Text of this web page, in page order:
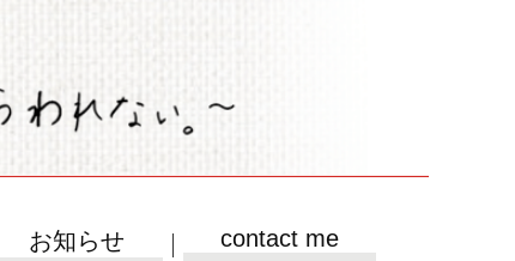
お知らせ contact me